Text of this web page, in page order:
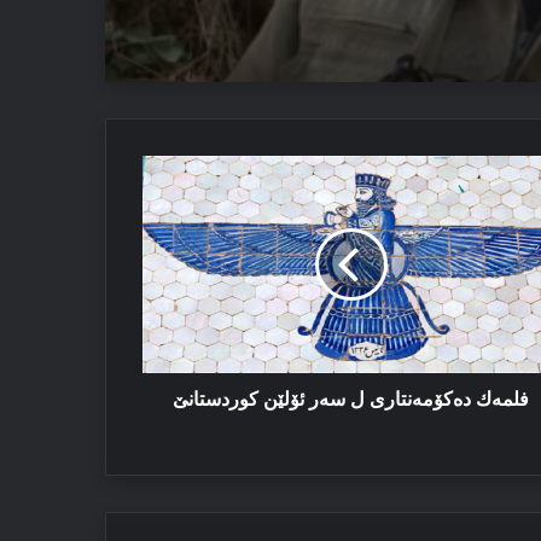
ئاستەنگە
دا
فلمەك دەكۆمەنتاری ل سەر ئۆلێن كوردستانێ